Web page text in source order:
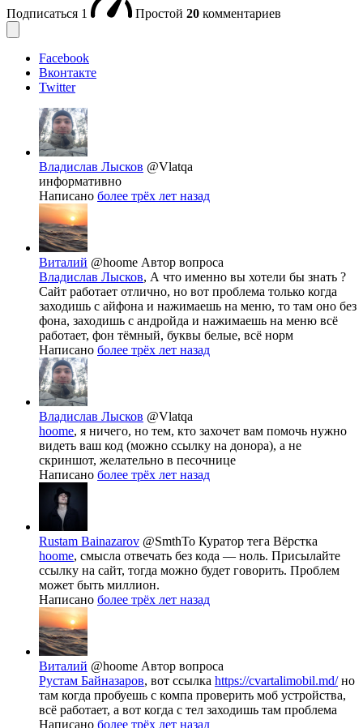
Подписаться 1 Простой 20 комментариев
Facebook
Вконтакте
Twitter
Владислав Лысков @Vlatqa
информативно
Написано более трёх лет назад
Виталий @hoome Автор вопроса
Владислав Лысков, А что именно вы хотели бы знать ?
Сайт работает отлично, но вот проблема только когда
заходишь с айфона и нажимаешь на меню, то там оно без
фона, заходишь с андройда и нажимаешь на меню всё
работает, фон тёмный, буквы белые, всё норм
Написано более трёх лет назад
Владислав Лысков @Vlatqa
hoome, я ничего, но тем, кто захочет вам помочь нужно
видеть ваш код (можно ссылку на донора), а не
скриншот, желательно в песочнице
Написано более трёх лет назад
Rustam Bainazarov @SmthTo Куратор тега Вёрстка
hoome, смысла отвечать без кода — ноль. Присылайте
ссылку на сайт, тогда можно будет говорить. Проблем
может быть миллион.
Написано более трёх лет назад
Виталий @hoome Автор вопроса
Рустам Байназаров, вот ссылка https://cvartalimobil.md/но
там когда пробуешь с компа проверить моб устройства,
всё работает, а вот когда с тел заходишь там проблема
Написано более трёх лет назад